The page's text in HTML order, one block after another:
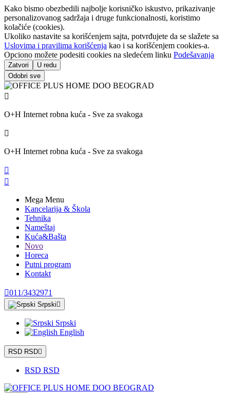
Kako bismo obezbedili najbolje korisničko iskustvo, prikazivanje
personalizovanog sadržaja i druge funkcionalnosti, koristimo
kolačiće (cookies).
Ukoliko nastavite sa korišćenjem sajta, potvrđujete da se slažete sa
Uslovima i pravilima korišćenja kao i sa korišćenjem cookies-a.
Opciono možete podesiti cookies na sledećem linku Podešavanja
Zatvori
U redu
Odobri sve

O+H Internet robna kuća - Sve za svakoga

O+H Internet robna kuća - Sve za svakoga


Mega Menu
Kancelarija & Škola
Tehnika
Nameštaj
Kuća&Bašta
Novo
Horeca
Putni program
Kontakt
011/3432971
Srpski 
Srpski
English
RSD RSD
RSD RSD